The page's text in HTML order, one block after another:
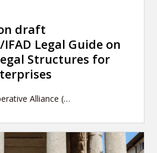
draft
IFAD Legal Guide on
Structures for
Alliance (…